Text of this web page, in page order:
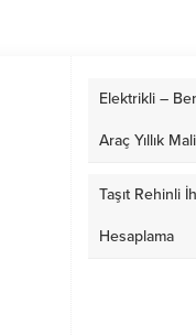
Elektrikli –
Araç Yıllık
Taşıt Rehinli
Hesaplama